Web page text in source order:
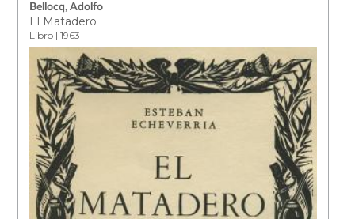
Bellocq, Adolfo
El Matadero
Libro | 1963